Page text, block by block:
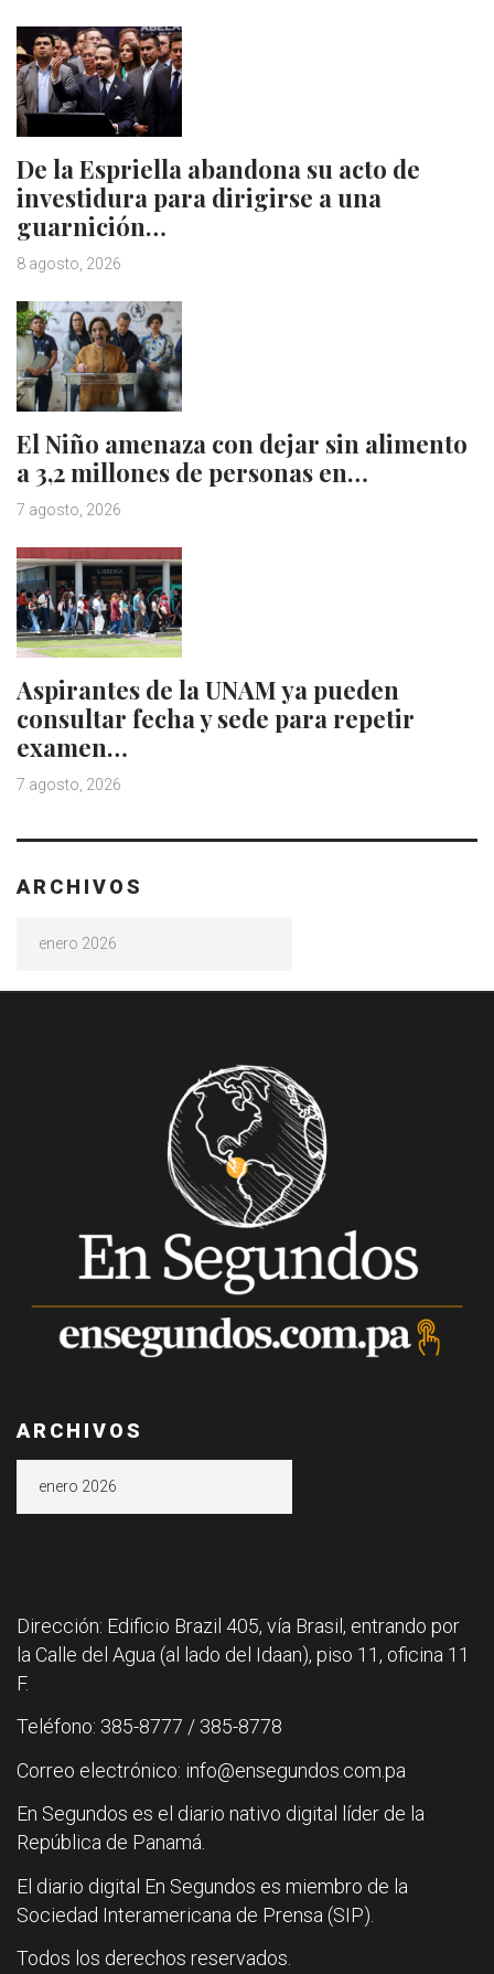
De la Espriella abandona su acto de
investidura para dirigirse a una
guarnición…
8 agosto, 2026
El Niño amenaza con dejar sin alimento
a 3,2 millones de personas en…
7 agosto, 2026
Aspirantes de la UNAM ya pueden
consultar fecha y sede para repetir
examen…
7 agosto, 2026
ARCHIVOS
ARCHIVOS
Dirección: Edificio Brazil 405, vía Brasil, entrando por
la Calle del Agua (al lado del Idaan), piso 11, oficina 11
F.
Teléfono: 385-8777 / 385-8778
Correo electrónico: info@ensegundos.com.pa
En Segundos es el diario nativo digital líder de la
República de Panamá.
El diario digital En Segundos es miembro de la
Sociedad Interamericana de Prensa (SIP).
Todos los derechos reservados.